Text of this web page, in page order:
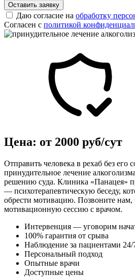
Оставить заявку
Даю согласие на обработку
Согласен с политикой
Цена: от 2000 руб/сут
Отправить человека в рехаб без его
принудительное лечение
решению суда. Клиника «Панацея»
— психотерапевтическую беседу,
обрести мотивацию. Позвоните нам,
мотивационную сессию с врачом.
Интервенция — уговорим
100% гарантия от срыва
Наблюдение за пациентами 24/
Персональный подход
Опытные врачи
Доступные цены